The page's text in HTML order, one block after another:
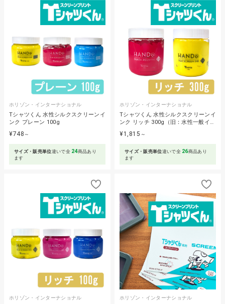
ホリゾン・インターナショナル
Tシャツくん 水性シルクスクリーンイ
ンク プレーン 100g
¥748 ～
サイズ・販売単位違いで全 24商品あり
ます
ホリゾン・インターナショナル
Tシャツくん 水性シルクスクリーンイ
ンク リッチ 300g（旧：水性一般イ…
¥1,815 ～
サイズ・販売単位違いで全 26商品あり
ます
ホリゾン・インターナショナル ホリゾン・インターナショナル